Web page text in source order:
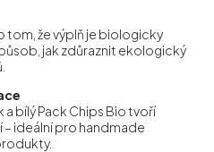
tom, že výplň je biologicky
jak zdůraznit ekologický
bílý Pack Chips Bio tvoří
ideální pro handmade